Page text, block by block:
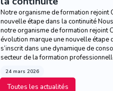
Notre organisme de formation rejoint
nouvelle étape dans la continuité
notre organisme de formation rejoint
évolution marque une nouvelle étape
s’inscrit dans une dynamique de
secteur de la formation
24 mars 2026
Toutes les actualités